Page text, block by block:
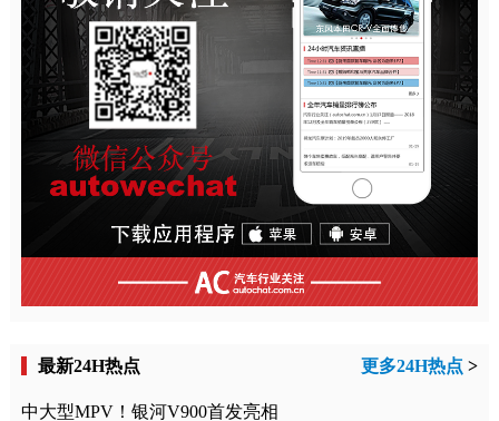
最新24H热点 更多24H热点 >
中大型MPV！银河V900首发亮相